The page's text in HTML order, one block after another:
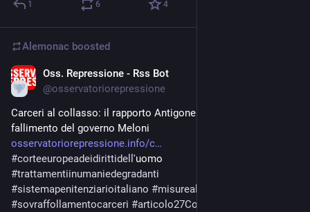
1 6 4
Alemonac boosted
Oss. Repressione - Rss Bot
@osservatoriorepressione
Carceri al collasso: il rapporto Antigone smaschera il
fallimento del governo Meloni
osservatoriorepressione.info/c
#corteeuropeadeidirittidell
#trattamentiinumaniedegradanti
#sistemapenitenziarioitaliano #misurealternativealcarcere
#sovraffollamentocarceri #articolo27Costituzione